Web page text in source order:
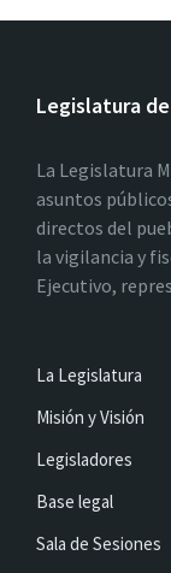
Legislatura
La Legislatura
asuntos
directos del
la vigilancia y
Ejecutivo,
La Legislatura
Misión y Visión
Legisladores
Base legal
Sala de Sesiones